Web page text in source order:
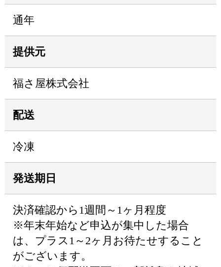
通年
提供元
福さ屋株式会社
配送
冷凍
発送期日
決済確認から1週間～1ヶ月程度
※年末年始など申込が集中した場合
は、プラス1～2ヶ月お待たせすること
がございます。